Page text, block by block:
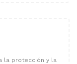
la protección y la